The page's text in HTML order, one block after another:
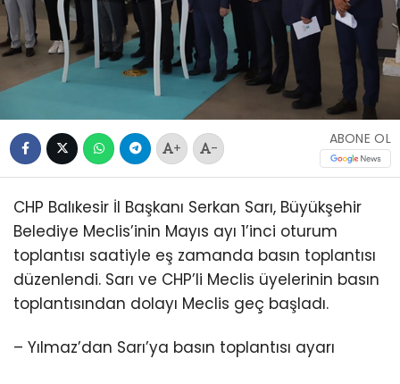
+ -
ABONE OL
CHP Balıkesir İl Başkanı Serkan Sarı, Büyükşehir
Belediye Meclis’inin Mayıs ayı 1’inci oturum
toplantısı saatiyle eş zamanda basın toplantısı
düzenlendi. Sarı ve CHP’li Meclis üyelerinin basın
toplantısından dolayı Meclis geç başladı.
– Yılmaz’dan Sarı’ya basın toplantısı ayarı